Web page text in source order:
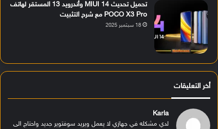
تحميل تحديث MIUI 14 وأندرويد 13 المستقر لهاتف
POCO X3 Pro مع شرح التثبيت
18 سبتمبر 2025
أخر التعليقات
Karla
لدي مشكله في جهازي لا يعمل ويريد سوفتوير جديد واحتاج الى